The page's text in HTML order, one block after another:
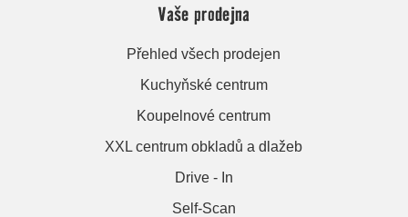
Vaše prodejna
Přehled všech prodejen
Kuchyňské centrum
Koupelnové centrum
XXL centrum obkladů a dlažeb
Drive - In
Self-Scan